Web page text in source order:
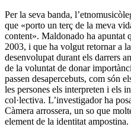
Per la seva banda,
que «porto un terç de la meva
content». Maldonado ha apuntat
2003, i que ha volgut retornar a
desenvolupat durant els darrers
de la voluntat de donar
passen desapercebuts, com són
les persones els interpreten i els
col·lectiva. L’investigador ha
Càmera arrossera, un so que
element de la identitat ampostina.